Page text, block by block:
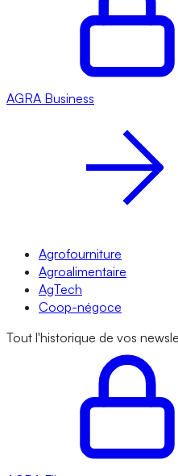
AGRA Business
Agrofourniture
Agroalimentaire
AgTech
Coop-négoce
Tout l'historique de vos